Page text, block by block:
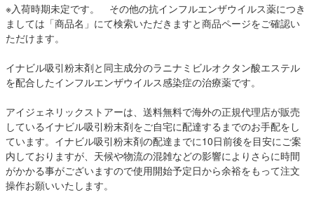
※入荷時期未定です。 その他の抗インフルエンザウイルス薬につき
ましては「商品名」にて検索いただきますと商品ページをご確認い
ただけます。
イナビル吸引粉末剤と同主成分のラニナミビルオクタン酸エステル
を配合したインフルエンザウイルス感染症の治療薬です。
アイジェネリックストアーは、送料無料で海外の正規代理店が販売
しているイナビル吸引粉末剤をご自宅に配達するまでのお手配をし
ています。イナビル吸引粉末剤の配達までに10日前後を目安にご案
内しておりますが、天候や物流の混雑などの影響によりさらに時間
がかかる事がございますので使用開始予定日から余裕をもって注文
操作お願いいたします。